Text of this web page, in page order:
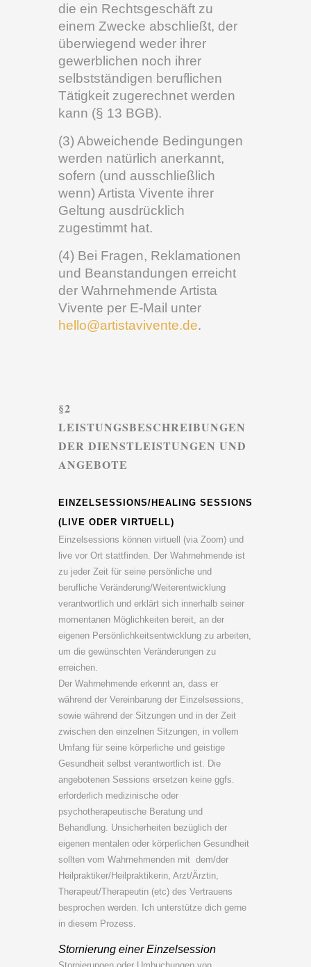
die ein Rechtsgeschäft zu
einem Zwecke abschließt, der
überwiegend weder ihrer
gewerblichen noch ihrer
selbstständigen beruflichen
Tätigkeit zugerechnet werden
kann (§ 13 BGB).
(3) Abweichende Bedingungen
werden natürlich anerkannt,
sofern (und ausschließlich
wenn) Artista Vivente ihrer
Geltung ausdrücklich
zugestimmt hat.
(4) Bei Fragen, Reklamationen
und Beanstandungen erreicht
der Wahrnehmende Artista
Vivente per E-Mail unter
hello@artistavivente.de.
§2
LEISTUNGSBESCHREIBUNGEN
DER DIENSTLEISTUNGEN UND
ANGEBOTE
EINZELSESSIONS/HEALING SESSIONS
(LIVE ODER VIRTUELL)
Einzelsessions können virtuell (via Zoom) und
live vor Ort stattfinden. Der Wahrnehmende ist
zu jeder Zeit für seine persönliche und
berufliche Veränderung/Weiterentwicklung
verantwortlich und erklärt sich innerhalb seiner
momentanen Möglichkeiten bereit, an der
eigenen Persönlichkeitsentwicklung zu arbeiten,
um die gewünschten Veränderungen zu
erreichen.
Der Wahrnehmende erkennt an, dass er
während der Vereinbarung der Einzelsessions,
sowie während der Sitzungen und in der Zeit
zwischen den einzelnen Sitzungen, in vollem
Umfang für seine körperliche und geistige
Gesundheit selbst verantwortlich ist. Die
angebotenen Sessions ersetzen keine ggfs.
erforderlich medizinische oder
psychotherapeutische Beratung und
Behandlung. Unsicherheiten bezüglich der
eigenen mentalen oder körperlichen Gesundheit
sollten vom Wahrnehmenden mit dem/der
Heilpraktiker/Heilpraktikerin, Arzt/Ärztin,
Therapeut/Therapeutin (etc) des Vertrauens
besprochen werden. Ich unterstütze dich gerne
in diesem Prozess.
Stornierung einer Einzelsession